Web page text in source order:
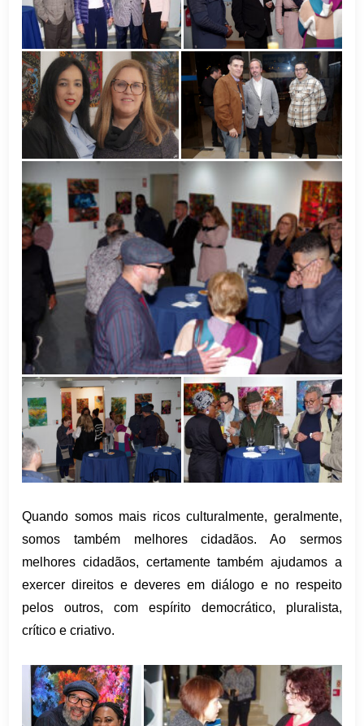
Quando somos mais ricos culturalmente, geralmente,
somos também melhores cidadãos. Ao sermos
melhores cidadãos, certamente também ajudamos a
exercer direitos e deveres em diálogo e no respeito
pelos outros, com espírito democrático, pluralista,
crítico e criativo.